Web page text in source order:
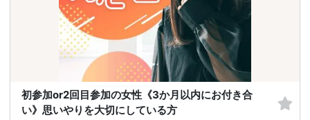
初参加or2回目参加の女性《3か月以内にお付き合
い》思いやりを大切にしている方